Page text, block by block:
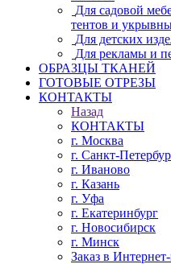
Для садовой
тентов и
Для детских
Для рекламы и
ОБРАЗЦЫ ТКАНЕЙ
ГОТОВЫЕ ОТРЕЗЫ
КОНТАКТЫ
Назад
КОНТАКТЫ
г. Москва
г. Санкт-
г. Иваново
г. Казань
г. Уфа
г. Екатеринбург
г. Новосибирск
г. Минск
Заказ в